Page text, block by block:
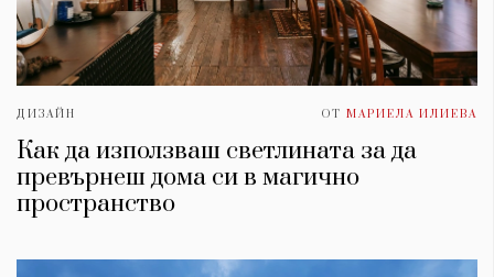
ДИЗАЙН ОТ МАРИЕЛА ИЛИЕВА
Как да използваш светлината за да
превърнеш дома си в магично
пространство